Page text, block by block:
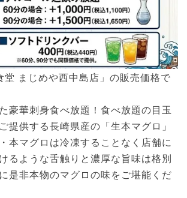
堂 まじめや西中島店」の販売価格で
豪華刺身食べ放題！食べ放題の目玉
提供する長崎県産の「生本マグロ」
本マグロは冷凍することなく店舗に
るような舌触りと濃厚な旨味は格別
是非本物のマグロの味をご堪能くだ